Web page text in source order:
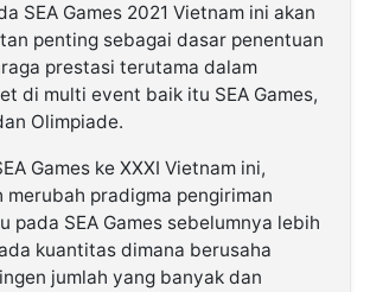
SEA Games 2021 Vietnam ini akan
penting sebagai dasar penentuan
prestasi terutama dalam
di multi event baik itu SEA Games,
Olimpiade.
Games ke XXXI Vietnam ini,
merubah pradigma pengiriman
pada SEA Games sebelumnya lebih
kuantitas dimana berusaha
jumlah yang banyak dan